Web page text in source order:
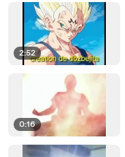
2:52
0:16